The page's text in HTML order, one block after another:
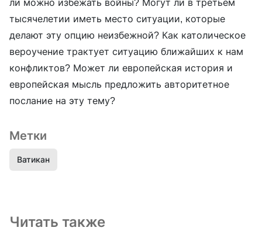
ли можно избежать войны? Могут ли в третьем
тысячелетии иметь место ситуации, которые
делают эту опцию неизбежной? Как католическое
вероучение трактует ситуацию ближайших к нам
конфликтов? Может ли европейская история и
европейская мысль предложить авторитетное
послание на эту тему?
Метки
Ватикан
Читать также